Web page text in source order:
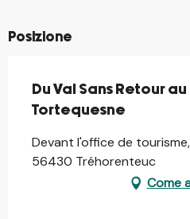
Posizione
Du Val Sans Retour
Tortequesne
Devant l'office de
56430 Tréhorenteuc
Come